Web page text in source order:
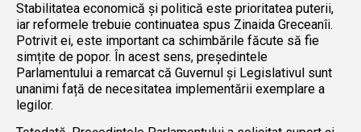
Stabilitatea economică și politică este prioritatea puterii,
iar reformele trebuie continuatea spus Zinaida Greceanîi.
Potrivit ei, este important ca schimbările făcute să fie
simțite de popor. În acest sens, președintele
Parlamentului a remarcat că Guvernul și Legislativul sunt
unanimi față de necesitatea implementării exemplare a
legilor.